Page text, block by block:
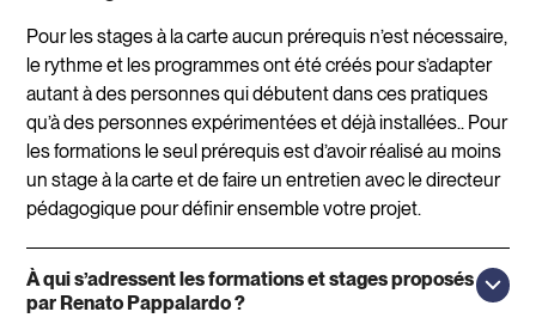
Pour les stages à la carte aucun prérequis n’est nécessaire,
le rythme et les programmes ont été créés pour s’adapter
autant à des personnes qui débutent dans ces pratiques
qu’à des personnes expérimentées et déjà installées.. Pour
les formations le seul prérequis est d’avoir réalisé au moins
un stage à la carte et de faire un entretien avec le directeur
pédagogique pour définir ensemble votre projet.
À qui s’adressent les formations et stages proposés
par Renato Pappalardo ?